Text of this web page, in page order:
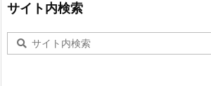
サイト内検索